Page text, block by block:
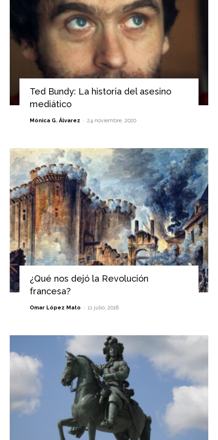
Ted Bundy: La historia del asesino
mediático
Mónica G. Álvarez - 24 noviembre, 2020
¿Qué nos dejó la Revolución
francesa?
Omar López Mato - 11 julio, 2018